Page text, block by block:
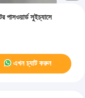
পাসওয়ার্ড সুইচ্যাসে
এখন চ্যাট করুন